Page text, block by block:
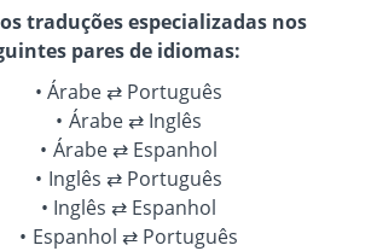
traduções especializadas nos
pares de idiomas:
Árabe ⇄ Português
Árabe ⇄ Inglês
Árabe ⇄ Espanhol
Inglês ⇄ Português
Inglês ⇄ Espanhol
Espanhol ⇄ Português